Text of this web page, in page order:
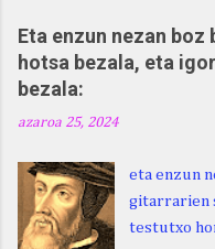
Eta enzun nezan
hotsa bezala, eta
bezala:
azaroa 25, 2024
eta enzun
gitarrarien
testutxo